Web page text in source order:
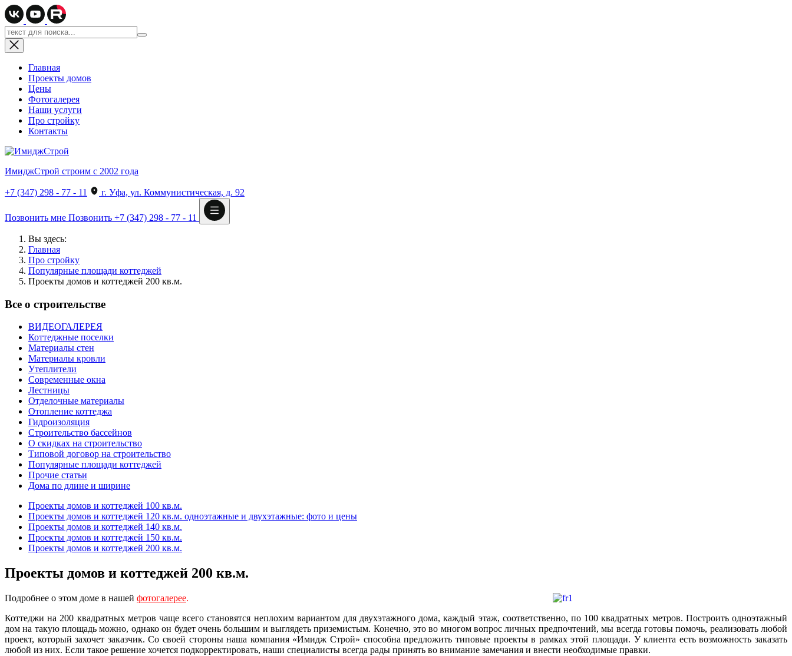
Главная
Проекты домов
Цены
Фотогалерея
Наши услуги
Про стройку
Контакты
ИмиджСтрой строим с 2002 года
+7 (347) 298 - 77 - 11 г. Уфа, ул. Коммунистическая, д. 92
Позвонить мне Позвонить +7 (347) 298 - 77 - 11
Вы здесь:
Главная
Про стройку
Популярные площади коттеджей
Проекты домов и коттеджей 200 кв.м.
Все о строительстве
ВИДЕОГАЛЕРЕЯ
Коттеджные поселки
Материалы стен
Материалы кровли
Утеплители
Современные окна
Лестницы
Отделочные материалы
Отопление коттеджа
Гидроизоляция
Строительство бассейнов
О скидках на строительство
Типовой договор на строительство
Популярные площади коттеджей
Прочие статьи
Дома по длине и ширине
Проекты домов и коттеджей 100 кв.м.
Проекты домов и коттеджей 120 кв.м. одноэтажные и двухэтажные: фото и цены
Проекты домов и коттеджей 140 кв.м.
Проекты домов и коттеджей 150 кв.м.
Проекты домов и коттеджей 200 кв.м.
Проекты домов и коттеджей 200 кв.м.
Подробнее о этом доме в нашей фотогалерее.
Коттеджи на 200 квадратных метров чаще всего становятся неплохим вариантом для двухэтажного дома, каждый этаж, соответственно, по 100 квадратных метров. Построить одноэтажный
дом на такую площадь можно, однако он будет очень большим и выглядеть приземистым. Конечно, это во многом вопрос личных предпочтений, мы всегда готовы помочь, реализовать любой
проект, который захочет заказчик. Со своей стороны наша компания «Имидж Строй» способна предложить типовые проекты в рамках этой площади. У клиента есть возможность заказать
любой из них. Если такое решение хочется подкорректировать, наши специалисты всегда рады принять во внимание замечания и внести необходимые правки.